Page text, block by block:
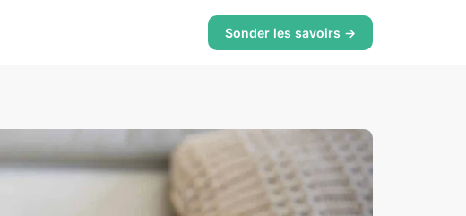
Sonder les savoirs →